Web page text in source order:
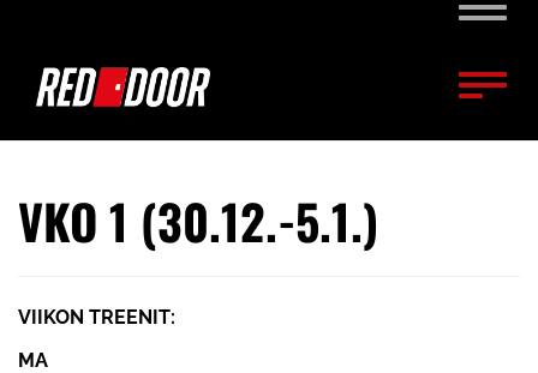
VKO 1 (30.12.-5.1.)
VIIKON TREENIT:
MA